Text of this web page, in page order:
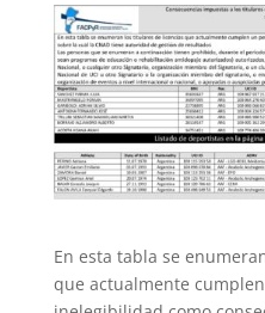
En esta tabla se
que actualmente